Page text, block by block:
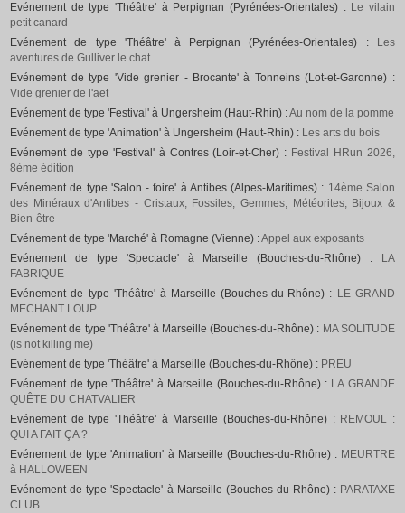
Evénement de type 'Théâtre' à Perpignan (Pyrénées-Orientales) : Le vilain
petit canard
Evénement de type 'Théâtre' à Perpignan (Pyrénées-Orientales) :
Les
aventures de Gulliver le chat
Evénement de type 'Vide grenier - Brocante' à Tonneins (Lot-et-Garonne) :
Vide grenier de l'aet
Evénement de type 'Festival' à Ungersheim (Haut-Rhin) :Au nom de la pomme
Evénement de type 'Animation' à Ungersheim (Haut-Rhin) : Les arts du bois
Evénement de type 'Festival' à Contres (Loir-et-Cher) : Festival HRun 2026,
8ème édition
Evénement de type 'Salon - foire' à Antibes (Alpes-Maritimes) : 14ème Salon
des Minéraux d'Antibes - Cristaux, Fossiles, Gemmes, Météorites, Bijoux &
Bien-être
Evénement de type 'Marché' à Romagne (Vienne) :Appel aux exposants
Evénement de type 'Spectacle' à Marseille (Bouches-du-Rhône) :
LA
FABRIQUE
Evénement de type 'Théâtre' à Marseille (Bouches-du-Rhône) : LE GRAND
MECHANT LOUP
Evénement de type 'Théâtre' à Marseille (Bouches-du-Rhône) : MA SOLITUDE
(is not killing me)
Evénement de type 'Théâtre' à Marseille (Bouches-du-Rhône) : PREU
Evénement de type 'Théâtre' à Marseille (Bouches-du-Rhône) : LA GRANDE
QUÊTE DU CHATVALIER
Evénement de type 'Théâtre' à Marseille (Bouches-du-Rhône) : REMOUL :
QUI A FAIT ÇA ?
Evénement de type 'Animation' à Marseille (Bouches-du-Rhône) : MEURTRE
à HALLOWEEN
Evénement de type 'Spectacle' à Marseille (Bouches-du-Rhône) : PARATAXE
CLUB